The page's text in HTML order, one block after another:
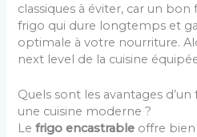
classiques à éviter, car un bon
frigo qui dure longtemps et
optimale à votre nourriture.
next level de la cuisine
Quels sont les avantages
une cuisine moderne ?
Lefrigo encastrable offre bien